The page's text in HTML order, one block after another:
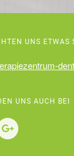
UNS ETWAS
UNS AUCH BEI